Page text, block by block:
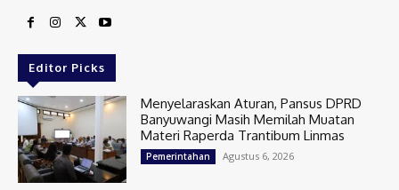
Editor Picks
Menyelaraskan Aturan, Pansus DPRD
Banyuwangi Masih Memilah Muatan
Materi Raperda Trantibum Linmas
Pemerintahan Agustus 6, 2026